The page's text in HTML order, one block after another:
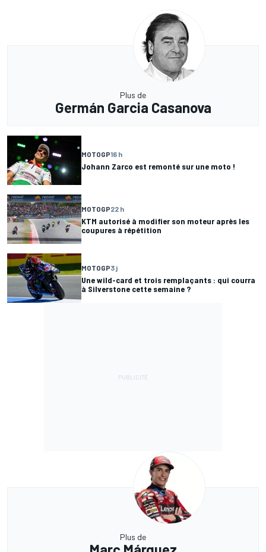
Plus de
Germán Garcia Casanova
MOTOGP16 h
Johann Zarco est remonté sur une moto !
MOTOGP22 h
KTM autorisé à modifier son moteur après les
coupures à répétition
MOTOGP3 j
Une wild-card et trois remplaçants : qui courra
à Silverstone cette semaine ?
Plus de